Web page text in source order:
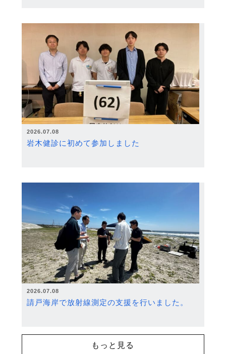
2026.07.08
岩木健診に初めて参加しました
2026.07.08
請戸海岸で放射線測定の支援を行いました。
もっと見る